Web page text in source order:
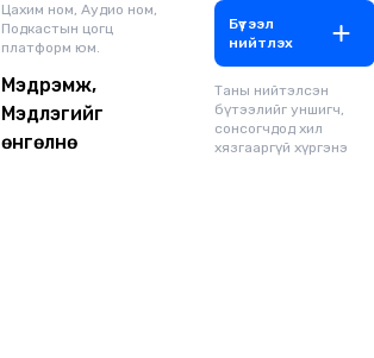
Цахим ном, Аудио ном,
Подкастын цогц
платформ юм.
Мэдрэмж,
Мэдлэгийг
өнгөлнө
Бүтээл
нийтлэх
Таны нийтэлсэн
бүтээлийг уншигч,
сонсогчдод хил
хязгааргүй хүргэнэ